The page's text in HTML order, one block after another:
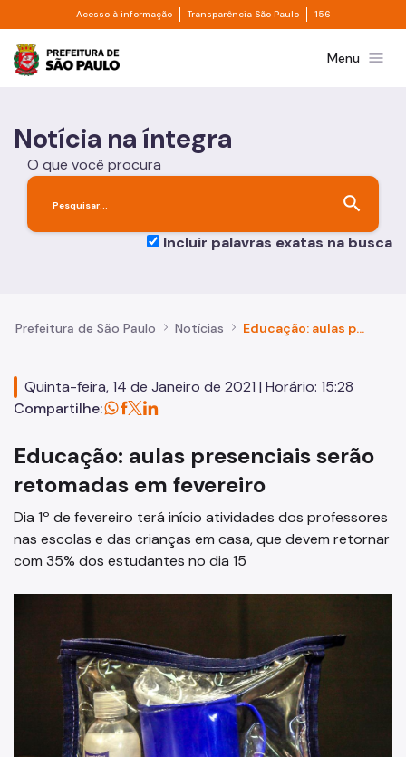
Pular para o Conteúdo principal
Acesso à informação Divisor de acesso à informação
Transparência São Paulo Divisor de
156
Prefeitura de São PauloMenu menu
Notícia na íntegra
O que você procura
search
Incluir palavras exatas na busca
Prefeitura de São Paulo Notícias Educação: aulas presenciais serão retomadas em fevereiro
Quinta-feira, 14 de Janeiro de 2021 | Horário: 15:28
Compartilhe:
Educação: aulas presenciais serão
retomadas em fevereiro
Dia 1º de fevereiro terá início atividades dos professores
nas escolas e das crianças em casa, que devem retornar
com 35% dos estudantes no dia 15